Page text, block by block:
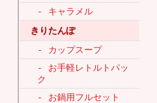
- キャラメル
きりたんぽ
- カップスープ
- お手軽レトルトパッ
ク
- お鍋用フルセット